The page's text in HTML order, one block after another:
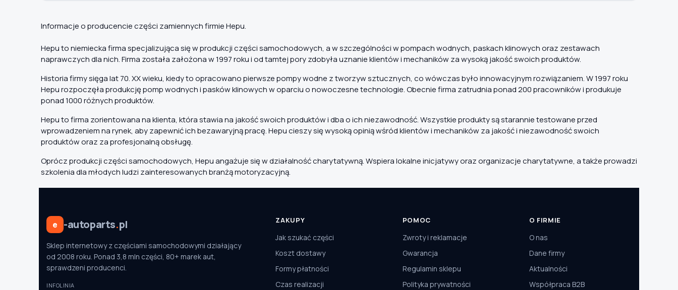
Informacje o producencie części zamiennych firmie Hepu.
Hepu to niemiecka firma specjalizująca się w produkcji części samochodowych, a w szczególności w pompach wodnych, paskach klinowych oraz zestawach
naprawczych dla nich. Firma została założona w 1997 roku i od tamtej pory zdobyła uznanie klientów i mechaników za wysoką jakość swoich produktów.
Historia firmy sięga lat 70. XX wieku, kiedy to opracowano pierwsze pompy wodne z tworzyw sztucznych, co wówczas było innowacyjnym rozwiązaniem. W 1997 roku
Hepu rozpoczęła produkcję pomp wodnych i pasków klinowych w oparciu o nowoczesne technologie. Obecnie firma zatrudnia ponad 200 pracowników i produkuje
ponad 1000 różnych produktów.
Hepu to firma zorientowana na klienta, która stawia na jakość swoich produktów i dba o ich niezawodność. Wszystkie produkty są starannie testowane przed
wprowadzeniem na rynek, aby zapewnić ich bezawaryjną pracę. Hepu cieszy się wysoką opinią wśród klientów i mechaników za jakość i niezawodność swoich
produktów oraz za profesjonalną obsługę.
Oprócz produkcji części samochodowych, Hepu angażuje się w działalność charytatywną. Wspiera lokalne inicjatywy oraz organizacje charytatywne, a także prowadzi
szkolenia dla młodych ludzi zainteresowanych branżą motoryzacyjną.
e -autoparts.pl
Sklep internetowy z częściami samochodowymi działający
od 2008 roku. Ponad 3,8 mln części, 80+ marek aut,
sprawdzeni producenci.
INFOLINIA
ZAKUPY
Jak szukać części
Koszt dostawy
Formy płatności
Czas realizacji
POMOC
Zwroty i reklamacje
Gwarancja
Regulamin sklepu
Polityka prywatności
O FIRMIE
O nas
Dane firmy
Aktualności
Współpraca B2B